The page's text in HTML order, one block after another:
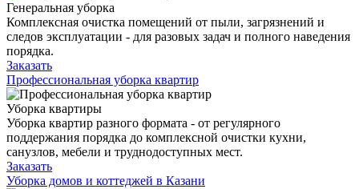
Генеральная уборка
Комплексная очистка помещений от пыли, загрязнений и
следов эксплуатации - для разовых задач и полного наведения
порядка.
Заказать
Профессиональная уборка квартир
Уборка квартиры
Уборка квартир разного формата - от регулярного
поддержания порядка до комплексной очистки кухни,
санузлов, мебели и труднодоступных мест.
Заказать
Уборка домов и коттеджей в Казани